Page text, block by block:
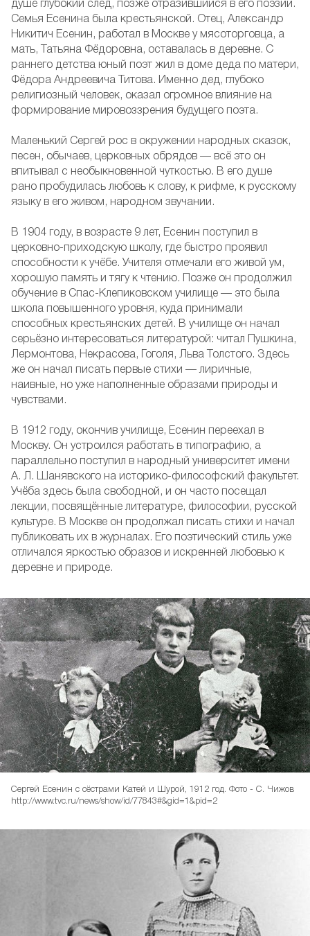
душе глубокий след, позже отразившийся в его поэзии.
Семья Есенина была крестьянской. Отец, Александр
Никитич Есенин, работал в Москве у мясоторговца, а
мать, Татьяна Фёдоровна, оставалась в деревне. С
раннего детства юный поэт жил в доме деда по матери,
Фёдора Андреевича Титова. Именно дед, глубоко
религиозный человек, оказал огромное влияние на
формирование мировоззрения будущего поэта.
Маленький Сергей рос в окружении народных сказок,
песен, обычаев, церковных обрядов — всё это он
впитывал с необыкновенной чуткостью. В его душе
рано пробудилась любовь к слову, к рифме, к русскому
языку в его живом, народном звучании.
В 1904 году, в возрасте 9 лет, Есенин поступил в
церковно-приходскую школу, где быстро проявил
способности к учёбе. Учителя отмечали его живой ум,
хорошую память и тягу к чтению. Позже он продолжил
обучение в Спас-Клепиковском училище — это была
школа повышенного уровня, куда принимали
способных крестьянских детей. В училище он начал
серьёзно интересоваться литературой: читал Пушкина,
Лермонтова, Некрасова, Гоголя, Льва Толстого. Здесь
же он начал писать первые стихи — лиричные,
наивные, но уже наполненные образами природы и
чувствами.
В 1912 году, окончив училище, Есенин переехал в
Москву. Он устроился работать в типографию, а
параллельно поступил в народный университет имени
А. Л. Шанявского на историко-философский факультет.
Учёба здесь была свободной, и он часто посещал
лекции, посвящённые литературе, философии, русской
культуре. В Москве он продолжал писать стихи и начал
публиковать их в журналах. Его поэтический стиль уже
отличался яркостью образов и искренней любовью к
деревне и природе.
Сергей Есенин с сёстрами Катей и Шурой, 1912 год. Фото - С. Чижов
http://www.tvc.ru/news/show/id/77843#&gid=1&pid=2